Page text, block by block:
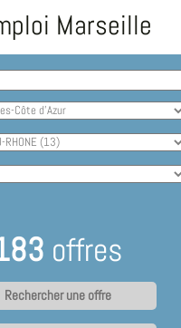
Marseille
offres